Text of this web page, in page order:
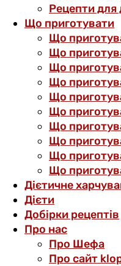
Рецепти для
Що приготувати
Що
Що
Що
Що
Що
Що
Що
Що
Що
Що
Дієтичне
Дієти
Добірки рецептів
Про нас
Про Шефа
Про сайт